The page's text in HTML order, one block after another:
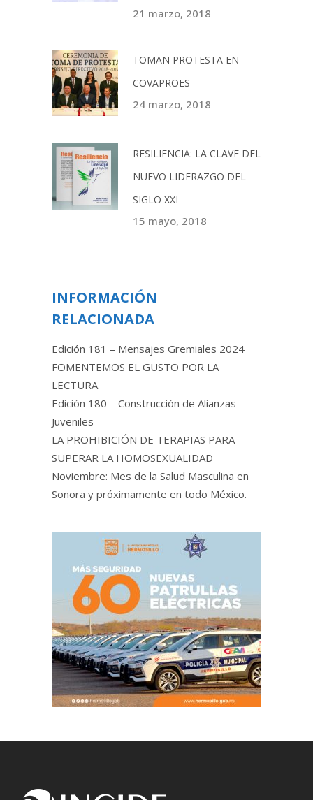
21 marzo, 2018
TOMAN PROTESTA EN
COVAPROES
24 marzo, 2018
RESILIENCIA: LA CLAVE DEL
NUEVO LIDERAZGO DEL
SIGLO XXI
15 mayo, 2018
INFORMACIÓN
RELACIONADA
Edición 181 – Mensajes Gremiales 2024
FOMENTEMOS EL GUSTO POR LA
LECTURA
Edición 180 – Construcción de Alianzas
Juveniles
LA PROHIBICIÓN DE TERAPIAS PARA
SUPERAR LA HOMOSEXUALIDAD
Noviembre: Mes de la Salud Masculina en
Sonora y próximamente en todo México.